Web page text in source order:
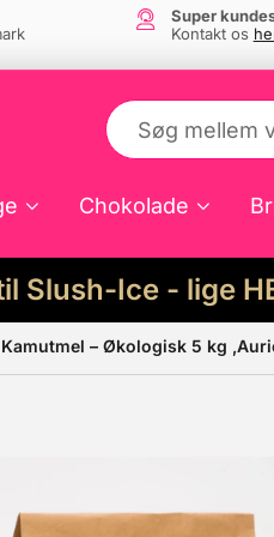
Super
Kontakt os
Chokolade
Slush-Ice - lige
disse produkter
– Økologisk 5 kg